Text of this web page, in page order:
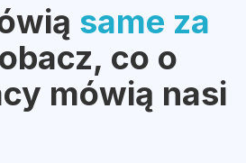
same za
co o
mówią nasi
wszystko zostało wykonane
Polecam